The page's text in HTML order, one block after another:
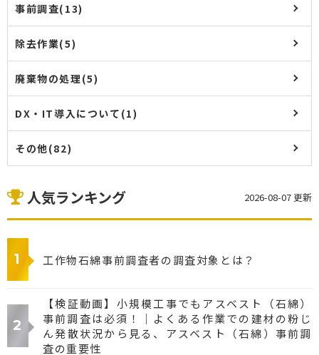
事前調査(13)
除去作業(5)
廃棄物の処理(5)
DX・IT導入について(1)
その他(82)
人気ランキング 2026-08-07 更新
工作物石綿事前調査者の調査対象とは？
【検証動画】小規模工事でもアスベスト（石綿）
事前調査は必須！｜よくある作業での建材の粉じ
ん発散状況から見る、アスベスト（石綿）事前調
査の重要性